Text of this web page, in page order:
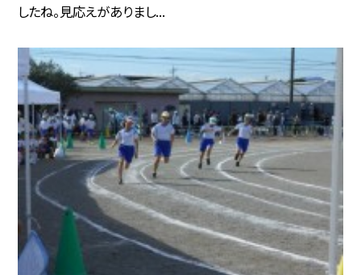
したね。見応えがありまし...